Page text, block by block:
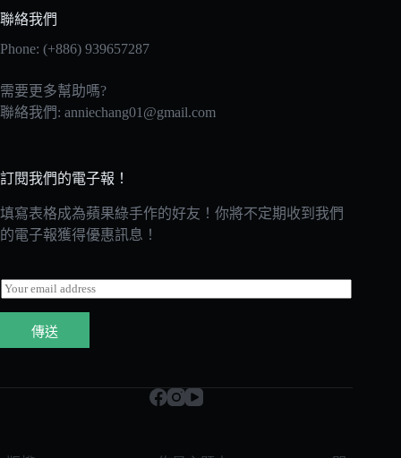
聯絡我們
Phone: (+886) 939657287
需要更多幫助嗎?
聯絡我們: anniechang01@gmail.com
訂閱我們的電子報！
填寫表格成為蘋果綠手作的好友！你將不定期收到我們
的電子報獲得優惠訊息！
E
m
a
l
傳送